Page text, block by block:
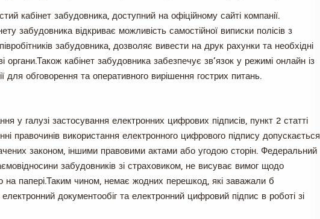
кабінет забудовника, доступний на офіційному сайті компанії.
забудовника відкриває можливість самостійної виписки полісів з
забудовника, дозволяє вивести на друк рахунки та необхідні
органи.Також кабінет забудовника забезпечує зв’язок у режимі онлайн із
для обговорення та оперативного вирішення гострих питань.
у галузі застосування електронних цифрових підписів, пункт 2 статті
правочинів використання електронного цифрового підпису допускається
законом, іншими правовими актами або угодою сторін. Федеральний
забудовників зі страховиком, не висуває вимог щодо
на папері.Таким чином, немає жодних перешкод, які заважали б
документообіг та електронний цифровий підпис в роботі зі